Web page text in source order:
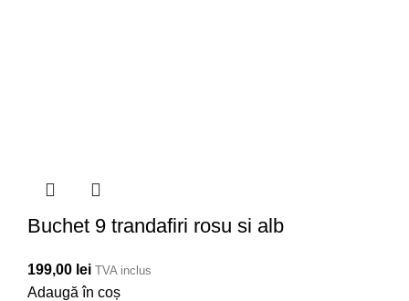
Buchet 9 trandafiri rosu si alb
199,00 lei TVA inclus
Adaugă în coș